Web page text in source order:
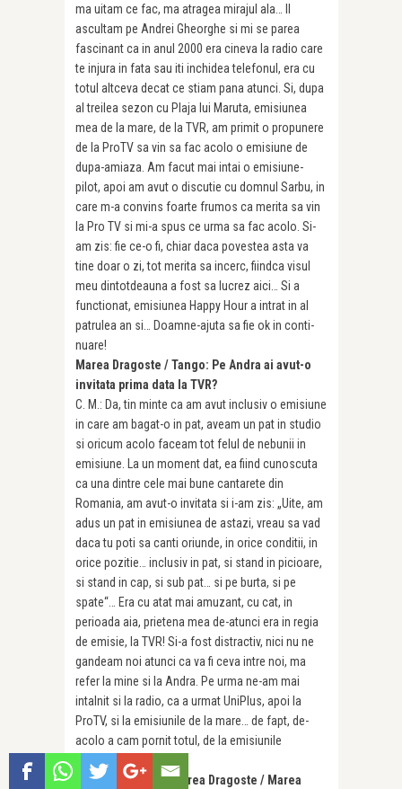
ma uitam ce fac, ma atragea mirajul ala… Il
ascultam pe Andrei Gheorghe si mi se parea
fascinant ca in anul 2000 era cineva la radio care
te injura in fata sau iti inchidea telefonul, era cu
totul altceva decat ce stiam pana atunci. Si, dupa
al treilea sezon cu Plaja lui Maruta, emisiunea
mea de la mare, de la TVR, am primit o propu­nere
de la ProTV sa vin sa fac acolo o emisiune de
dupa-amiaza. Am facut mai intai o emisiune-
pilot, apoi am avut o discutie cu domnul Sarbu, in
care m-a convins foarte frumos ca merita sa vin
la Pro TV si mi-a spus ce urma sa fac acolo. Si-
am zis: fie ce-o fi, chiar daca povestea asta va
tine doar o zi, tot merita sa incerc, fiindca visul
meu dintotdeauna a fost sa lucrez aici… Si a
functionat, emisiunea Happy Hour a intrat in al
patrulea an si… Doamne-ajuta sa fie ok in conti­
nuare!
Marea Dragoste / Tango: Pe Andra ai avut-o
invitata prima data la TVR?
C. M.: Da, tin minte ca am avut inclusiv o emisiune
in care am bagat-o in pat, aveam un pat in studio
si oricum acolo faceam tot felul de nebunii in
emisiune. La un moment dat, ea fiind cunoscuta
ca una dintre cele mai bune cantarete din
Romania, am avut-o invitata si i-am zis: „Uite, am
adus un pat in emisiunea de astazi, vreau sa vad
daca tu poti sa canti oriunde, in orice conditii, in
orice pozitie… inclusiv in pat, si stand in picioare,
si stand in cap, si sub pat… si pe burta, si pe
spate“… Era cu atat mai amuzant, cu cat, in
perioada aia, prietena mea de-atunci era in regia
de emisie, la TVR! Si-a fost distractiv, nici nu ne
gandeam noi atunci ca va fi ceva intre noi, ma
refer la mine si la Andra. Pe urma ne-am mai
intalnit si la radio, ca a urmat UniPlus, apoi la
ProTV, si la emisiunile de la mare… de fapt, de-
acolo a cam pornit totul, de la emisiunile
estivale…
Marea Dragoste / Marea Dragoste / Marea